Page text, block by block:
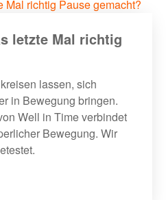
letzte Mal richtig
lassen, sich
in Bewegung bringen.
Well in Time verbindet
Bewegung. Wir